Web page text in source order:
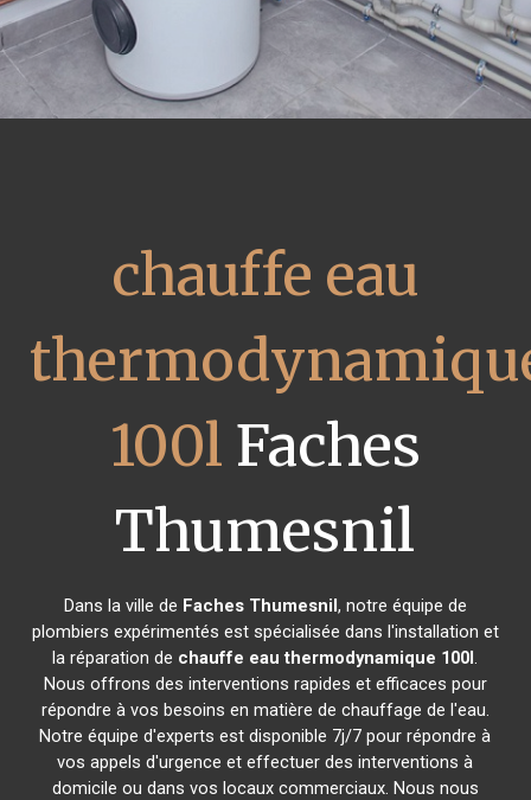
chauffe eau
100l Faches
Thumesnil
Dans la ville de Faches Thumesnil, notre équipe de
plombiers expérimentés est spécialisée dans l'installation et
la réparation de chauffe eau thermodynamique 100l.
Nous offrons des interventions rapides et efficaces pour
répondre à vos besoins en matière de chauffage de l'eau.
Notre équipe d'experts est disponible 7j/7 pour répondre à
vos appels d'urgence et effectuer des interventions à
domicile ou dans vos locaux commerciaux. Nous nous